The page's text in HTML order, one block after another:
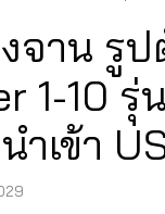
จาน รูป
1-10
ำเข้า